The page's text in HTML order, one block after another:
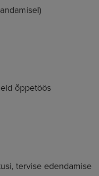
õppetöös
tervise edendamise